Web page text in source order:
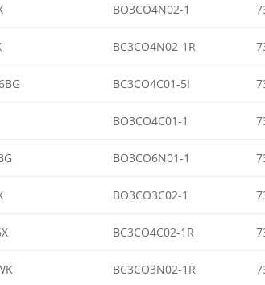
BO3CO4N02-1
BC3CO4N02-1R
BC3CO4C01-5I
BO3CO4C01-1
BO3CO6N01-1
BO3CO3C02-1
BC3CO4C02-1R
BC3CO3N02-1R